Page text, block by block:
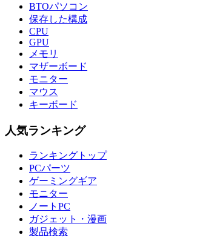
BTOパソコン
保存した構成
CPU
GPU
メモリ
マザーボード
モニター
マウス
キーボード
人気ランキング
ランキングトップ
PCパーツ
ゲーミングギア
モニター
ノートPC
ガジェット・漫画
製品検索